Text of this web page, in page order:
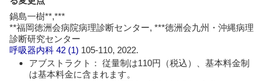
鍋島一樹**,***
**福岡徳洲会病院病理診断センター, ***徳洲会九州・沖縄病理
診断研究センター
呼吸器内科 42 (1) 105-110, 2022.
アブストラクト： 従量制は110円（税込）、基本料金制
は基本料金に含まれます。